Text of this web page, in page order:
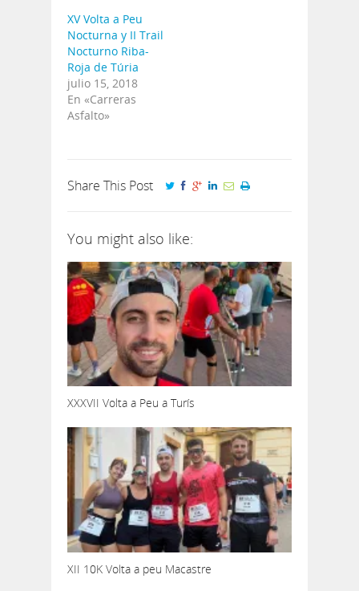
XV Volta a Peu
Nocturna y II Trail
Nocturno Riba-
Roja de Túria
julio 15, 2018
En «Carreras
Asfalto»
Share This Post
You might also like:
XXXVII Volta a Peu a Turís
XII 10K Volta a peu Macastre